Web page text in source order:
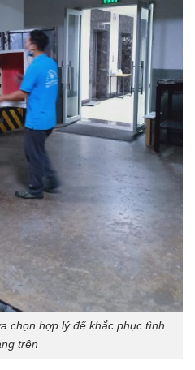
chọn hợp lý để khắc phục tình
trên